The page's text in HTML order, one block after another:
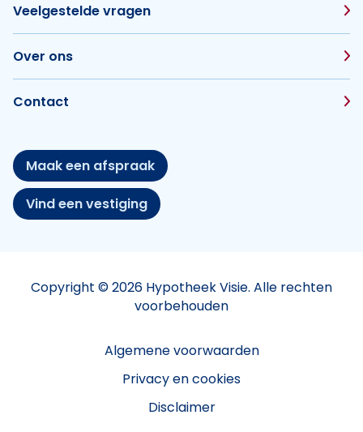
Veelgestelde vragen
Over ons
Contact
Maak een afspraak
Vind een vestiging
Copyright © 2026 Hypotheek Visie. Alle rechten
voorbehouden
Algemene voorwaarden
Privacy en cookies
Disclaimer